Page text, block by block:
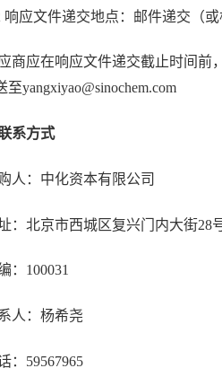
响应文件递交地点：邮件递交（
商应在响应文件递交截止时间前
至yangxiyao@sinochem.com
系方式
人：中化资本有限公司
：北京市西城区复兴门内大街28
： 100031
人：杨希尧
： 59567965